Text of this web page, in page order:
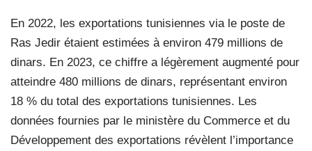
En 2022, les exportations tunisiennes via le poste de
Ras Jedir étaient estimées à environ 479 millions de
dinars. En 2023, ce chiffre a légèrement augmenté pour
atteindre 480 millions de dinars, représentant environ
18 % du total des exportations tunisiennes. Les
données fournies par le ministère du Commerce et du
Développement des exportations révèlent l’importance